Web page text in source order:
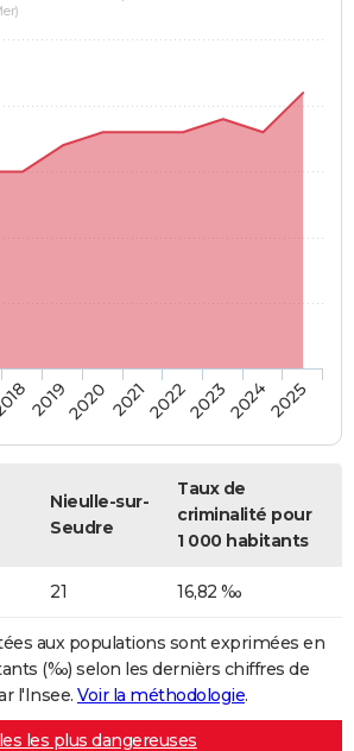
2019202020212022202320242025
Nieulle-sur-
Seudre
Taux de
criminalité pour
1 000 habitants
21 16,82 ‰
aux populations sont exprimées en
(‰) selon les dernièrs chiffres de
l'Insee. Voir la méthodologie.
les plus dangereuses